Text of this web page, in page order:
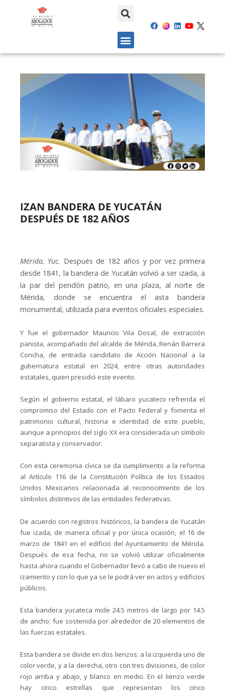
IZAN BANDERA DE YUCATÁN
DESPUÉS DE 182 AÑOS
Mérida, Yuc. Después de 182 años y por vez primera
desde 1841, la bandera de Yucatán volvió a ser izada, a
la par del pendón patrio, en una plaza, al norte de
Mérida, donde se encuentra el asta bandera
monumental, utilizada para eventos oficiales especiales.
Y fue el gobernador Mauricio Vila Dosal, de extracción
panista, acompañado del alcalde de Mérida, Renán Barrera
Concha, de entrada candidato de Acción Nacional a la
gubernatura estatal en 2024, entre otras autoridades
estatales, quien presidió este evento.
Según el gobierno estatal, el lábaro yucateco refrenda el
compromiso del Estado con el Pacto Federal y fomenta el
patrimonio cultural, historia e identidad de este pueblo,
aunque a principios del siglo XX era considerada un símbolo
separatista y conservador.
Con esta ceremonia cívica se da cumplimiento a la reforma
al Artículo 116 de la Constitución Política de los Estados
Unidos Mexicanos relacionada al reconocimiento de los
símbolos distintivos de las entidades federativas.
De acuerdo con registros históricos, la bandera de Yucatán
fue izada, de manera oficial y por única ocasión, el 16 de
marzo de 1841 en el edificio del Ayuntamiento de Mérida.
Después de esa fecha, no se volvió utilizar oficialmente
hasta ahora cuando el Gobernador llevó a cabo de nuevo el
izamiento y con lo que ya se le podrá ver en actos y edificios
públicos.
Esta bandera yucateca mide 24.5 metros de largo por 14.5
de ancho; fue sostenida por alrededor de 20 elementos de
las fuerzas estatales.
Esta bandera se divide en dos lienzos: a la izquierda uno de
color verde, y a la derecha, otro con tres divisiones, de color
rojo arriba y abajo, y blanco en medio. En el lienzo verde
hay cinco estrellas que representan los cinco